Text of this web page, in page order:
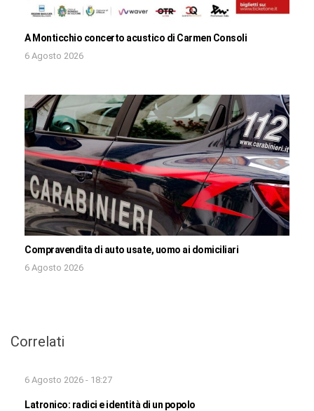
A Monticchio concerto acustico di Carmen Consoli
6 Agosto 2026
Compravendita di auto usate, uomo ai domiciliari
6 Agosto 2026
Correlati
6 Agosto 2026 - 18:27
Latronico: radici e identità di un popolo